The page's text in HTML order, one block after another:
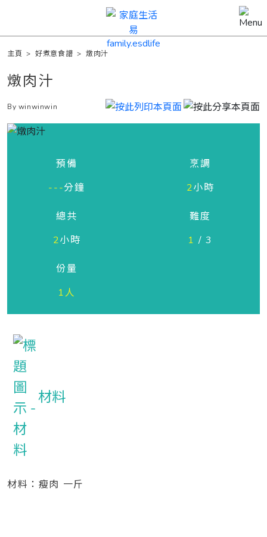
主頁 >好煮意食譜 >燉肉汁
燉肉汁
By winwinwin
預備
---分鐘
烹調
2小時
總共
2小時
難度
1 / 3
份量
1人
材料
材料：瘦肉 一斤